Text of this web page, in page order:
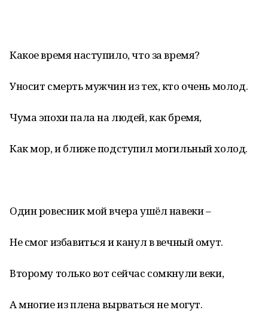
Какое время наступило, что за время?
Уносит смерть мужчин из тех, кто очень молод.
Чума эпохи пала на людей, как бремя,
Как мор, и ближе подступил могильный холод.
Один ровесник мой вчера ушёл навеки –
Не смог избавиться и канул в вечный омут.
Второму только вот сейчас сомкнули веки,
А многие из плена вырваться не могут.